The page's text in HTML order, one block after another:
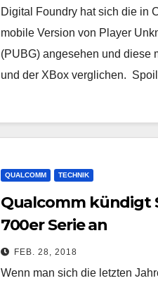
Digital Foundry hat sich die in
mobile Version von Player
(PUBG) angesehen und diese
und der XBox verglichen.
QUALCOMM TECHNIK
Qualcomm kündigt
700er Serie an
FEB. 28, 2018
Wenn man sich die letzten